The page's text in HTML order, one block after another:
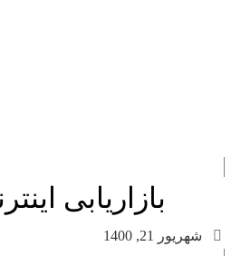
بازاریابی
شهریور 21, 1400